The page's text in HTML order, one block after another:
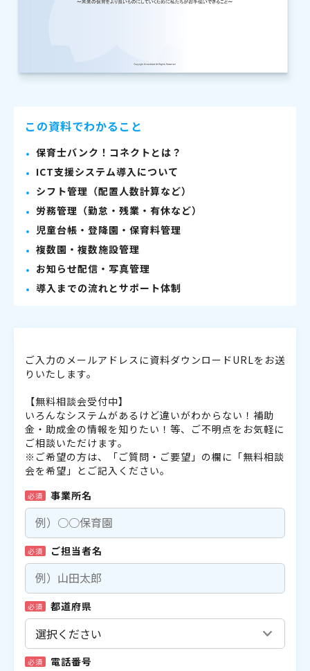
この資料でわかること
保育士バンク！コネクトとは？
ICT支援システム導入について
シフト管理（配置人数計算など）
労務管理（勤怠・残業・有休など）
児童台帳・登降園・保育料管理
複数園・複数施設管理
お知らせ配信・写真管理
導入までの流れとサポート体制
ご入力のメールアドレスに資料ダウンロードURLをお送
りいたします。
【無料相談会受付中】
いろんなシステムがあるけど違いがわからない！補助
金・助成金の情報を知りたい！等、ご不明点をお気軽に
ご相談いただけます。
※ご希望の方は、「ご質問・ご要望」の欄に「無料相談
会を希望」とご記入ください。
必須 事業所名
必須 ご担当者名
必須 都道府県
必須 電話番号